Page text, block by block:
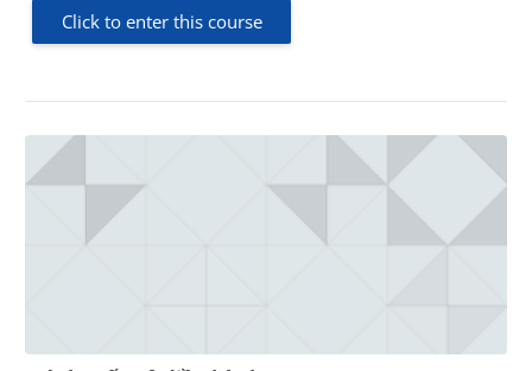
Click to enter this course